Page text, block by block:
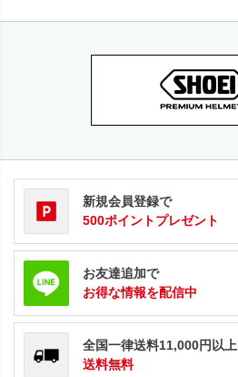
新規会員登録で
500ポイントプレゼント
お友達追加で
お得な情報を配信中
全国一律送料11,000円以上
送料無料